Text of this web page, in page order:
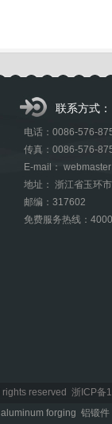
联系方式：
电话：0086-576-
传真：0086-576-
E-mail：
地址： 浙江省玉环
邮编：317602
免费服务热线：
rights reserved 浙ICP
aluminum forging 铝锻件